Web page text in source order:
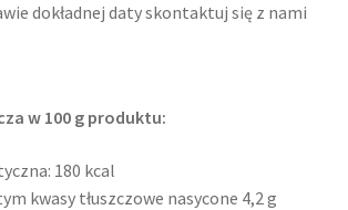
dokładnej daty skontaktuj się z nami
w 100 g produktu:
180 kcal
kwasy tłuszczowe nasycone 4,2 g